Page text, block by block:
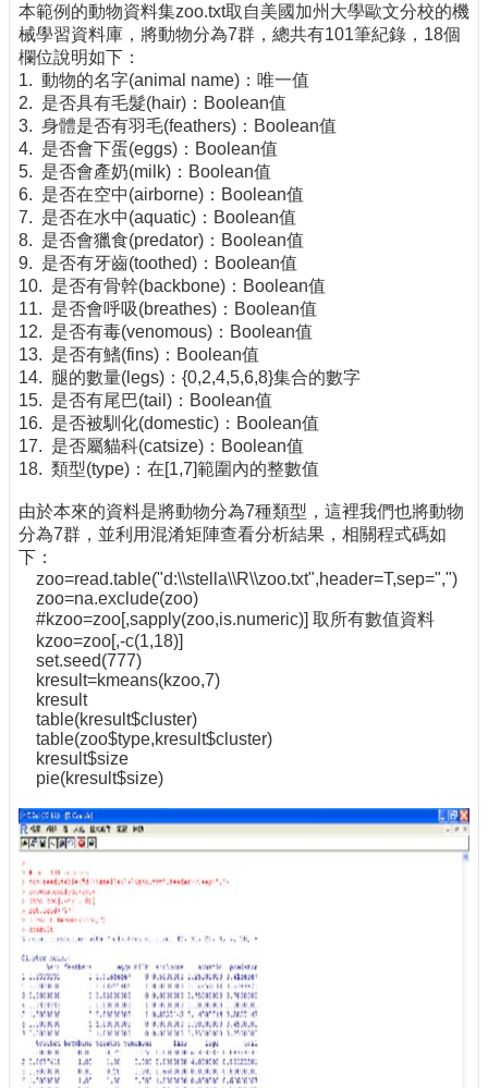
本範例的動物資料集zoo.txt取自美國加州大學歐文分校的機
械學習資料庫，將動物分為7群，總共有101筆紀錄，18個
欄位說明如下：
1. 動物的名字(animal name)：唯一值
2. 是否具有毛髮(hair)：Boolean值
3. 身體是否有羽毛(feathers)：Boolean值
4. 是否會下蛋(eggs)：Boolean值
5. 是否會產奶(milk)：Boolean值
6. 是否在空中(airborne)：Boolean值
7. 是否在水中(aquatic)：Boolean值
8. 是否會獵食(predator)：Boolean值
9. 是否有牙齒(toothed)：Boolean值
10. 是否有骨幹(backbone)：Boolean值
11. 是否會呼吸(breathes)：Boolean值
12. 是否有毒(venomous)：Boolean值
13. 是否有鰭(fins)：Boolean值
14. 腿的數量(legs)：{0,2,4,5,6,8}集合的數字
15. 是否有尾巴(tail)：Boolean值
16. 是否被馴化(domestic)：Boolean值
17. 是否屬貓科(catsize)：Boolean值
18. 類型(type)：在[1,7]範圍內的整數值
由於本來的資料是將動物分為7種類型，這裡我們也將動物
分為7群，並利用混淆矩陣查看分析結果，相關程式碼如
下：
zoo=read.table("d:\\stella\\R\\zoo.txt",header=T,sep=",")
zoo=na.exclude(zoo)
#kzoo=zoo[,sapply(zoo,is.numeric)] 取所有數值資料
kzoo=zoo[,-c(1,18)]
set.seed(777)
kresult=kmeans(kzoo,7)
kresult
table(kresult$cluster)
table(zoo$type,kresult$cluster)
kresult$size
pie(kresult$size)